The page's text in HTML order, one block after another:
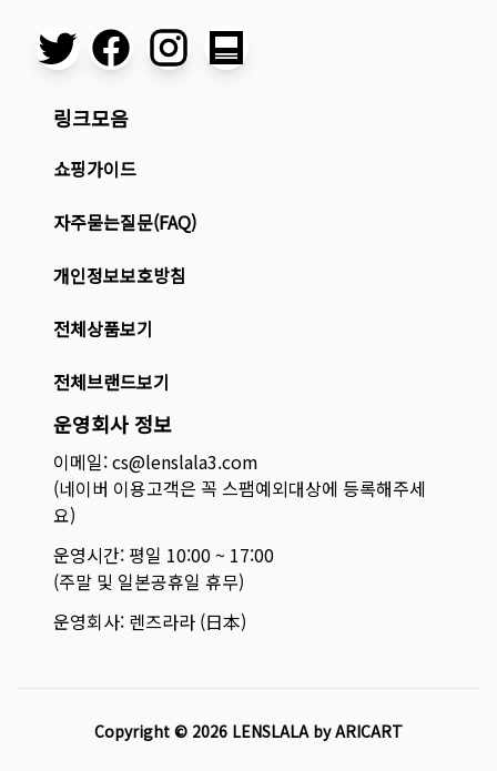
링크모음
쇼핑가이드
자주묻는질문(FAQ)
개인정보보호방침
전체상품보기
전체브랜드보기
운영회사 정보
이메일: cs@lenslala3.com
(네이버 이용고객은 꼭 스팸예외대상에 등록해주세
요)
운영시간: 평일 10:00 ~ 17:00
(주말 및 일본공휴일 휴무)
운영회사: 렌즈라라 (日本)
Copyright © 2026 LENSLALA by ARICART